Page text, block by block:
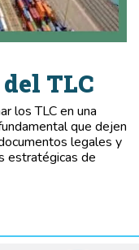
TLC
los TLC en una
que dejen
legales y
estratégicas de